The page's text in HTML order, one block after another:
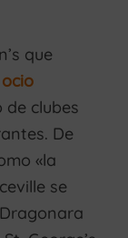
que
ocio
de clubes
De
«la
se